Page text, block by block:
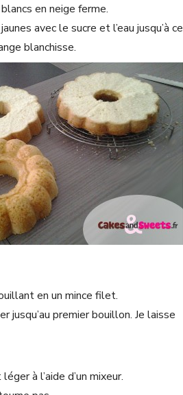
en neige ferme.
avec le sucre et l’eau jusqu’à ce
blanchisse.
en un mince filet.
jusqu’au premier bouillon. Je laisse
à l’aide d’un mixeur.